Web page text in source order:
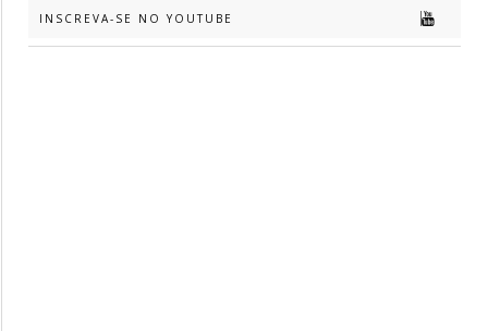
INSCREVA-SE NO YOUTUBE